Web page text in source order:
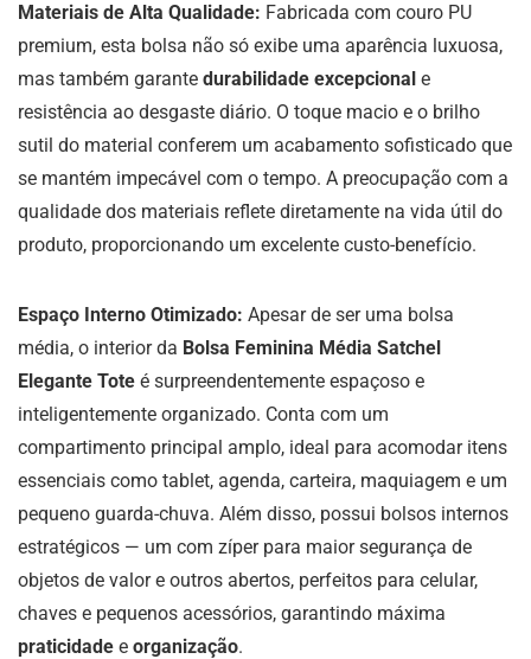
Materiais de Alta Qualidade: Fabricada com couro PU
premium, esta bolsa não só exibe uma aparência luxuosa,
mas também garante durabilidade excepcional e
resistência ao desgaste diário. O toque macio e o brilho
sutil do material conferem um acabamento sofisticado que
se mantém impecável com o tempo. A preocupação com a
qualidade dos materiais reflete diretamente na vida útil do
produto, proporcionando um excelente custo-benefício.
Espaço Interno Otimizado: Apesar de ser uma bolsa
média, o interior da Bolsa Feminina Média Satchel
Elegante Tote é surpreendentemente espaçoso e
inteligentemente organizado. Conta com um
compartimento principal amplo, ideal para acomodar itens
essenciais como tablet, agenda, carteira, maquiagem e um
pequeno guarda-chuva. Além disso, possui bolsos internos
estratégicos — um com zíper para maior segurança de
objetos de valor e outros abertos, perfeitos para celular,
chaves e pequenos acessórios, garantindo máxima
praticidade e organização.